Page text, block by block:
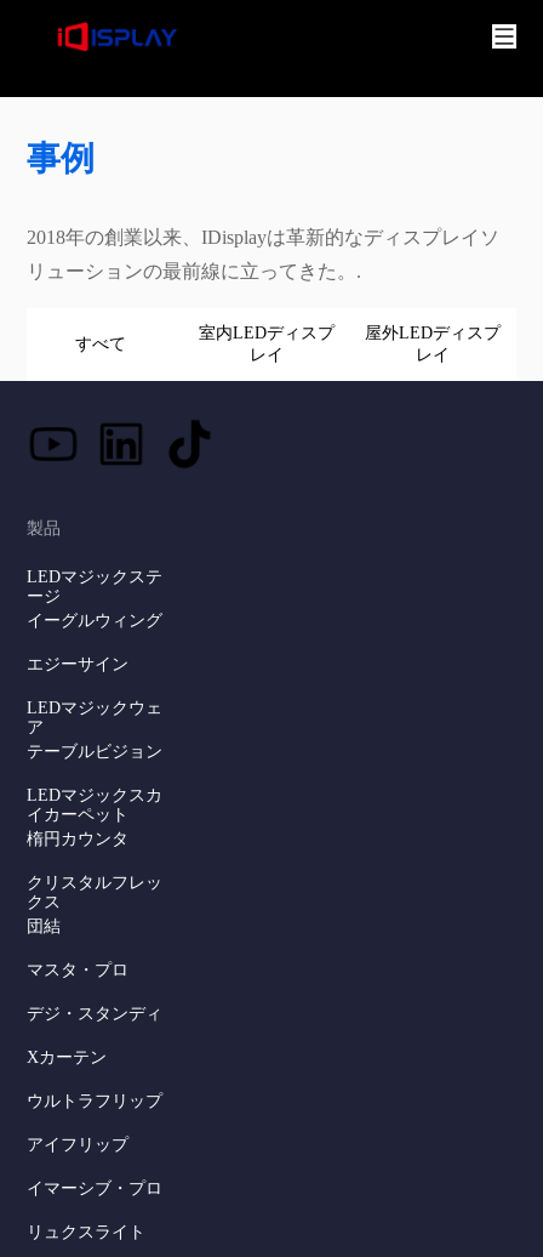
事例
2018年の創業以来、IDisplayは革新的なディスプレイソ
リューションの最前線に立ってきた。.
すべて
室内LEDディスプ
レイ
屋外LEDディスプ
レイ
製品
LEDマジックステ
ージ
イーグルウィング
エジーサイン
LEDマジックウェ
ア
テーブルビジョン
LEDマジックスカ
イカーペット
楕円カウンタ
クリスタルフレッ
クス
団結
マスタ・プロ
デジ・スタンディ
Xカーテン
ウルトラフリップ
アイフリップ
イマーシブ・プロ
リュクスライト